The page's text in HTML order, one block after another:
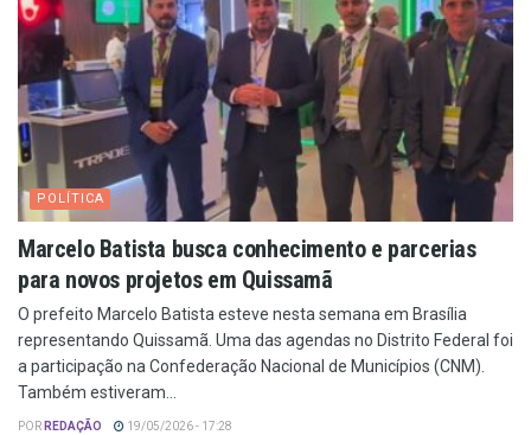
POLÍTICA
Marcelo Batista busca conhecimento e parcerias
para novos projetos em Quissamã
O prefeito Marcelo Batista esteve nesta semana em Brasília
representando Quissamã. Uma das agendas no Distrito Federal foi
a participação na Confederação Nacional de Municípios (CNM).
Também estiveram...
POR REDAÇÃO 19/05/2026 - 17:28